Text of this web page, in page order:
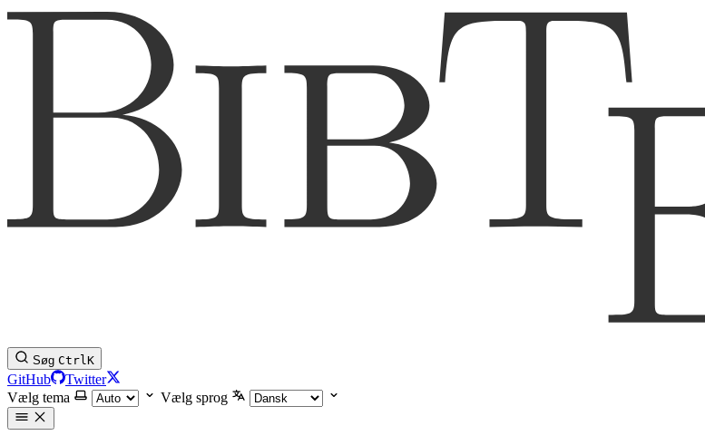
Søg CtrlK
GitHub
Twitter
Vælg tema
Vælg sprog